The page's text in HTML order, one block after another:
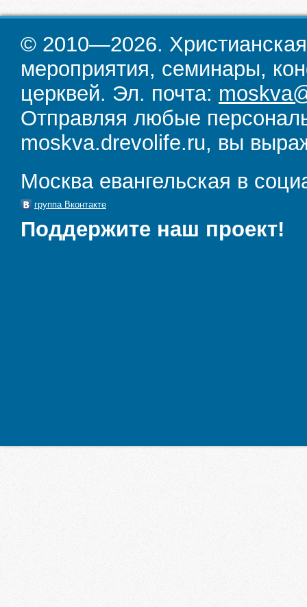
© 2010—2026.
мероприятия, семинары,
церквей. Эл. почта:
Отправляя любые
moskva.drevolife.ru, вы
Москва евангельская в
группа Вконтакте
Поддержите наш проект!